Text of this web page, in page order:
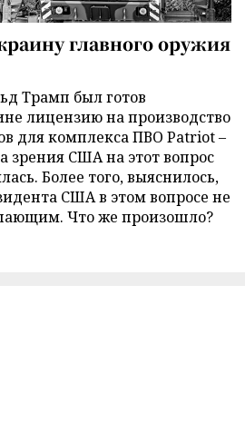
главного оружия
Трамп был готов
лицензию на производство
для комплекса ПВО Patriot –
зрения США на этот вопрос
Более того, выяснилось,
США в этом вопросе не
Что же произошло?